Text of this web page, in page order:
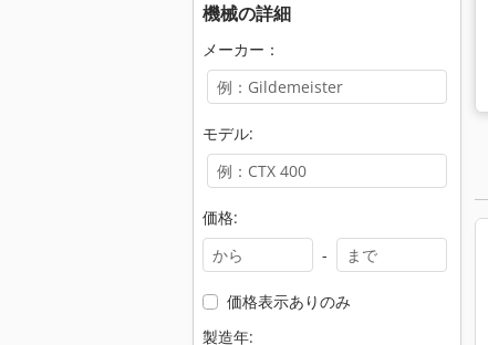
機械の詳細
メーカー：
モデル:
価格:
-
価格表示ありのみ
製造年: